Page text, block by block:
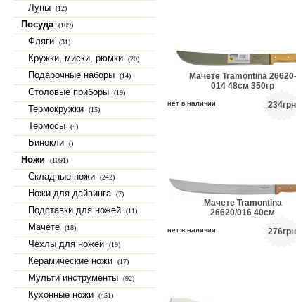
Лупы (12)
Посуда (109)
Фляги (31)
Кружки, миски, рюмки (20)
Подарочные наборы (14)
Столовые приборы (19)
Термокружки (15)
Термосы (4)
Бинокли ()
Ножи (1091)
Складные ножи (242)
Ножи для дайвинга (7)
Подставки для ножей (11)
Мачете (18)
Чехлы для ножей (19)
Керамические ножи (17)
Мульти инструменты (92)
Кухонные ножи (451)
Мачете Tramontina 26620-
014 48см 350гр
нет в наличии 234грн
Мачете Tramontina
26620/016 40см
нет в наличии 276грн